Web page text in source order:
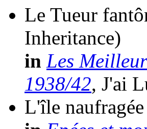
Le Tueur
Inheritance)
in Les
1938/42, J'ai
L'île naufragée